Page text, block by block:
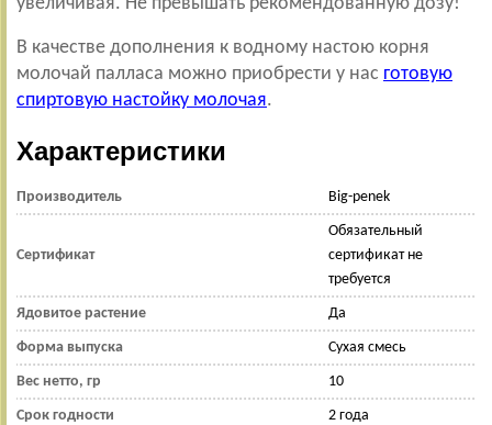
В качестве дополнения к водному настою корня
молочай палласа можно приобрести у нас готовую
спиртовую настойку молочая.
Характеристики
Производитель Big-penek
Сертификат
Обязательный
сертификат не
требуется
Ядовитое растение Да
Форма выпуска Сухая смесь
Вес нетто, гр 10
Срок годности 2 года